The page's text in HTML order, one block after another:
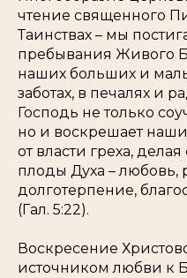
чтение священного
Таинствах – мы
пребывания Живого
наших больших и
заботах, в печалях и
Господь не только
но и воскрешает
от власти греха,
плоды Духа –любовь,
долготерпение,
(Гал. 5:22).
Воскресение
источником любви к